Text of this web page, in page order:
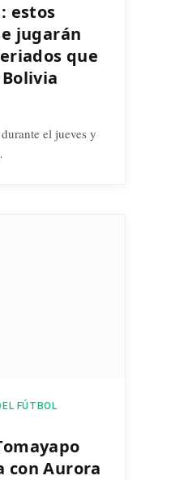
estos
jugarán
que
el jueves y
FÚTBOL
con Aurora